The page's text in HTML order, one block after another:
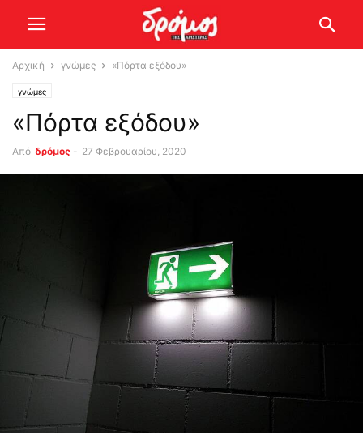
Αρχική γνώμες «Πόρτα εξόδου»
γνώμες
«Πόρτα εξόδου»
Από δρόμος - 27 Φεβρουαρίου, 2020